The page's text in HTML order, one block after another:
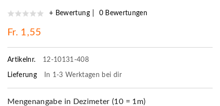
+ Bewertung 0 Bewertungen
Fr. 1,55
Artikelnr. 12-10131-408
Lieferung In 1-3 Werktagen bei dir
Mengenangabe in Dezimeter (10 = 1m)